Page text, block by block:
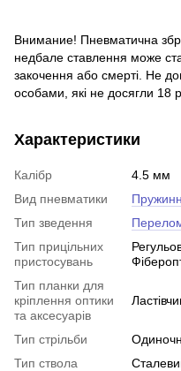
Внимание! Пневматична
недбале ставлення може
закочення або смерті. Не
особами, які не досягли 18
Характеристики
Калібр
4.5 мм
Вид пневматики
Тип зведення
Тип прицільних
пристосувань
Тип планки для
кріплення оптики
та аксесуарів
Тип стрільби
Тип ствола